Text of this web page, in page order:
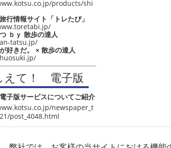
products/shi
行情報サイト「トレたび」
ｂｙ 散歩の達人
tatsu.jp/
好きだ。 × 散歩の達人
えて！ 電子版
子版サービスについてご紹介
newspaper_t
post_4048.html